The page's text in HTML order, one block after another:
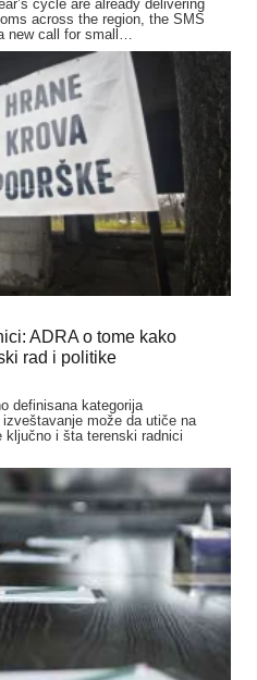
cycle are already delivering
across the region, the SMS
new call for small…
ADRA o tome kako
rad i politike
definisana kategorija
izveštavanje može da utiče na
i šta terenski radnici